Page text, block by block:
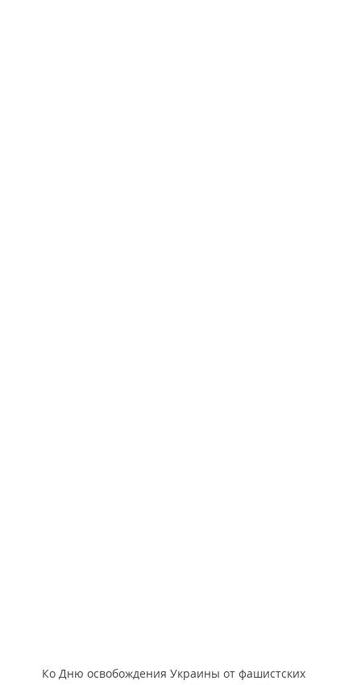
Ко Дню освобождения Украины от фашистских